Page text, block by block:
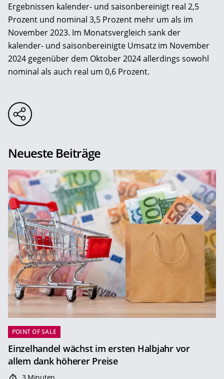
Ergebnissen kalender- und saisonbereinigt real 2,5
Prozent und nominal 3,5 Prozent mehr um als im
November 2023. Im Monatsvergleich sank der
kalender- und saisonbereinigte Umsatz im November
2024 gegenüber dem Oktober 2024 allerdings sowohl
nominal als auch real um 0,6 Prozent.
Neueste Beiträge
POINT OF SALE
Einzelhandel wächst im ersten Halbjahr vor
allem dank höherer Preise